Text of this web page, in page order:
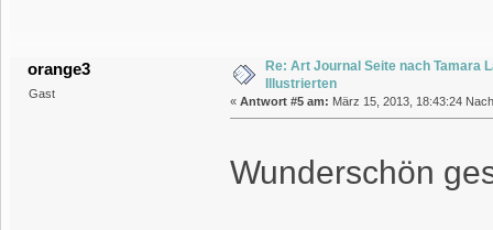
orange3
Gast
Re: Art Journal Seite nach Tamara
Illustrierten
« Antwort #5 am: März 15, 2013, 18:43:24
Wunderschön